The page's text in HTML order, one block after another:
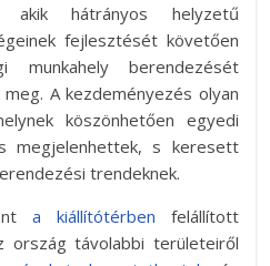
akik hátrányos helyzetű
fejlesztését követően
munkahely berendezését
A kezdeményezés olyan
köszönhetően egyedi
megjelenhettek, s keresett
trendeknek.
a kiállítótérben felállított
ország távolabbi területeiről